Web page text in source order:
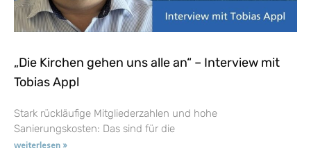
„Die Kirchen gehen uns alle an“ – Interview mit
Tobias Appl
Stark rückläufige Mitgliederzahlen und hohe
Sanierungskosten: Das sind für die
weiterlesen »